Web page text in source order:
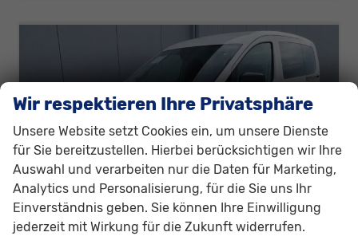
Wir respektieren Ihre Privatsphäre
Unsere Website setzt Cookies ein, um unsere Dienste
für Sie bereitzustellen. Hierbei berücksichtigen wir Ihre
Auswahl und verarbeiten nur die Daten für Marketing,
Analytics und Personalisierung, für die Sie uns Ihr
Einverständnis geben. Sie können Ihre Einwilligung
jederzeit mit Wirkung für die Zukunft widerrufen.